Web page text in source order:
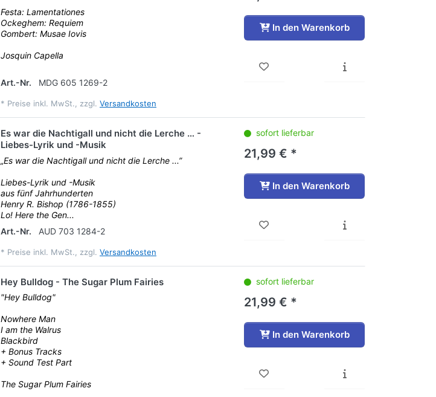
Festa: Lamentationes
Ockeghem: Requiem
Gombert: Musae Iovis
Josquin Capella
Art.-Nr. MDG 605 1269-2
* Preise inkl. MwSt., zzgl. Versandkosten
In den Warenkorb
Es war die Nachtigall und nicht die Lerche … -
Liebes-Lyrik und -Musik
„Es war die Nachtigall und nicht die Lerche ...”
Liebes-Lyrik und -Musik
aus fünf Jahrhunderten
Henry R. Bishop (1786-1855)
Lo! Here the Gen...
Art.-Nr.
AUD 703 1284-2
* Preise inkl. MwSt., zzgl. Versandkosten
sofort lieferbar
21,99 € *
In den Warenkorb
Hey Bulldog - The Sugar Plum Fairies
"Hey Bulldog"
Nowhere Man
I am the Walrus
Blackbird
+ Bonus Tracks
+ Sound Test Part
The Sugar Plum Fairies
sofort lieferbar
21,99 € *
In den Warenkorb